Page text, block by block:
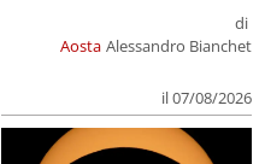
Aosta
di
Alessandro Bianchet
il 07/08/2026